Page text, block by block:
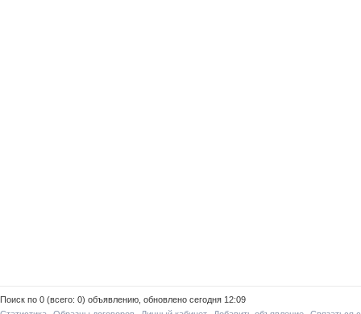
Поиск по 0 (всего: 0) объявлению, обновлено сегодня 12:09